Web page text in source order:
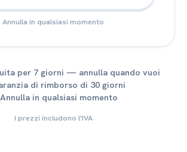
Annulla in qualsiasi momento
per 7 giorni — annulla quando vuoi
di rimborso di 30 giorni
Annulla in qualsiasi momento
I prezzi includono l'IVA